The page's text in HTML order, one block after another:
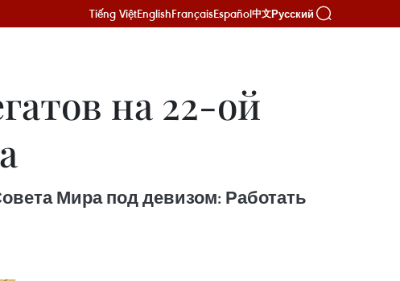
Tiếng ViệtEnglishFrançaisEspañol中文Русский
на 22-ой
Мира под девизом: Работать